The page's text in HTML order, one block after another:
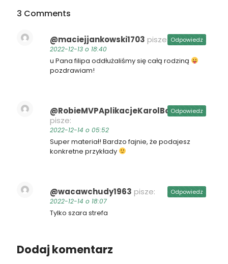
3 Comments
@maciejjankowski1703 pisze:
2022-12-13 o 18:40
u Pana filipa oddłużaliśmy się całą rodziną
pozdrawiam!
Odpowiedz
@RobieMVPAplikacjeKarolBocian
pisze:
2022-12-14 o 05:52
Super materiał! Bardzo fajnie, że podajesz
konkretne przykłady
Odpowiedz
@wacawchudy1963 pisze:
2022-12-14 o 18:07
Tylko szara strefa
Odpowiedz
Dodaj komentarz